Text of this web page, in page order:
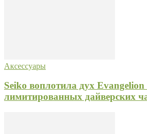
Аксессуары
Seiko воплотила дух
лимитированных дайверских